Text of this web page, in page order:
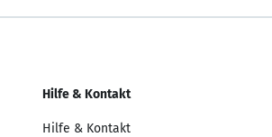
Hilfe & Kontakt
Hilfe & Kontakt